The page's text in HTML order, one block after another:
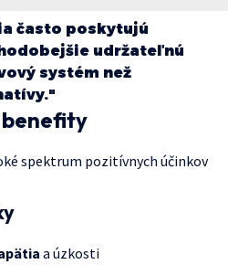
často poskytujú
udržateľnú
systém než
benefity
spektrum pozitívnych účinkov
a úzkosti